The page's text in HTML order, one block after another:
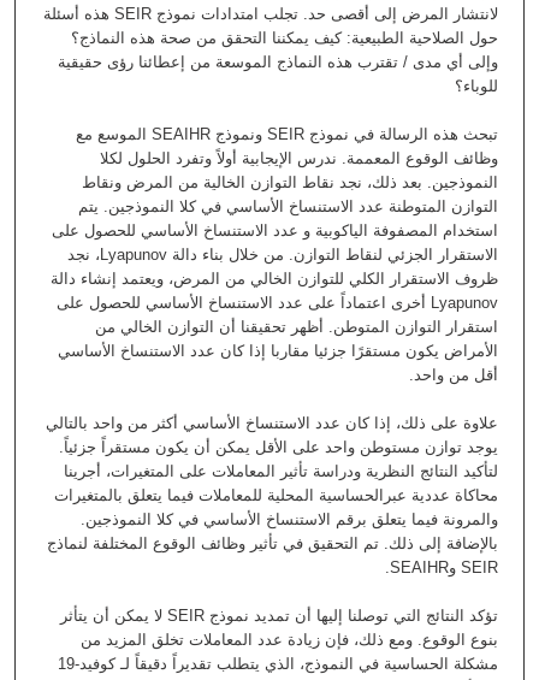
لانتشار المرض إلى أقصى حد. تجلب امتدادات نموذج SEIR هذه أسئلة
حول الصلاحية الطبيعية: كيف يمكننا التحقق من صحة هذه النماذج؟
وإلى أي مدى / تقترب هذه النماذج الموسعة من إعطائنا رؤى حقيقية
للوباء؟
تبحث هذه الرسالة في نموذج SEIR ونموذج SEAIHR الموسع مع
وظائف الوقوع المعممة. ندرس الإيجابية أولاً وتفرد الحلول لكلا
النموذجين. بعد ذلك، نجد نقاط التوازن الخالية من المرض ونقاط
التوازن المتوطنة عدد الاستنساخ الأساسي في كلا النموذجين. يتم
استخدام المصفوفة الياكوبية و عدد الاستنساخ الأساسي للحصول على
الاستقرار الجزئي لنقاط التوازن. من خلال بناء دالة Lyapunov، نجد
ظروف الاستقرار الكلي للتوازن الخالي من المرض، ويعتمد إنشاء دالة
Lyapunov أخرى اعتماداً على عدد الاستنساخ الأساسي للحصول على
استقرار التوازن المتوطن. أظهر تحقيقنا أن التوازن الخالي من
الأمراض يكون مستقرًا جزئيا مقاربا إذا كان عدد الاستنساخ الأساسي
أقل من واحد.
علاوة على ذلك، إذا كان عدد الاستنساخ الأساسي أكثر من واحد بالتالي
يوجد توازن مستوطن واحد على الأقل يمكن أن يكون مستقراً جزئياً.
لتأكيد النتائج النظرية ودراسة تأثير المعاملات على المتغيرات، أجرينا
محاكاة عددية عبرالحساسية المحلية للمعاملات فيما يتعلق بالمتغيرات
والمرونة فيما يتعلق برقم الاستنساخ الأساسي في كلا النموذجين.
بالإضافة إلى ذلك. تم التحقيق في تأثير وظائف الوقوع المختلفة لنماذج
SEIR وSEAIHR.
تؤكد النتائج التي توصلنا إليها أن تمديد نموذج SEIR لا يمكن أن يتأثر
بنوع الوقوع. ومع ذلك، فإن زيادة عدد المعاملات تخلق المزيد من
مشكلة الحساسية في النموذج، الذي يتطلب تقديراً دقيقاً لـ كوفيد-19